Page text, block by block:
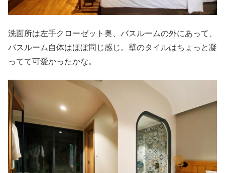
洗面所は左手クローゼット奥、バスルームの外にあって、
バスルーム自体はほぼ同じ感じ。壁のタイルはちょっと凝
ってて可愛かったかな。